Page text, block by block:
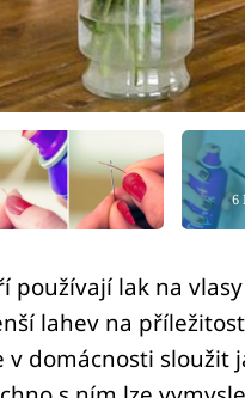
6
používají lak na
lahev na
v domácnosti sloužit